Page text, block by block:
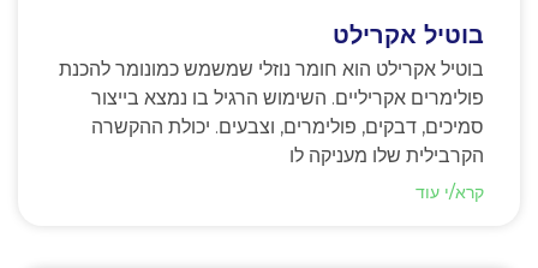
בוטיל אקרילט
בוטיל אקרילט הוא חומר נוזלי שמשמש כמונומר להכנת
פולימרים אקריליים. השימוש הרגיל בו נמצא בייצור
סמיכים, דבקים, פולימרים, וצבעים. יכולת ההקשרה
הקרבילית שלו מעניקה לו
קרא/י עוד